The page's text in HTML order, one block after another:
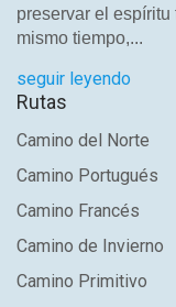
preservar el espíritu
mismo tiempo,...
seguir leyendo
Rutas
Camino del Norte
Camino Portugués
Camino Francés
Camino de Invierno
Camino Primitivo